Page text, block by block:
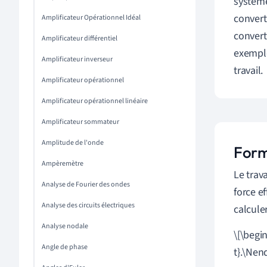
Amplificateur Opérationnel Idéal
Amplificateur différentiel
Amplificateur inverseur
Amplificateur opérationnel
Amplificateur opérationnel linéaire
Amplificateur sommateur
Amplitude de l'onde
Ampèremètre
Analyse de Fourier des ondes
Analyse des circuits électriques
Analyse nodale
Angle de phase
travail.
Le
force